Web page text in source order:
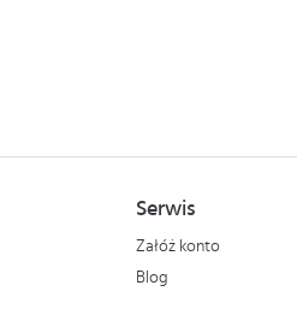
Serwis
Załóż konto
Blog